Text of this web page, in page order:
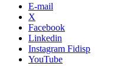
E-mail
X
Facebook
Linkedin
Instagram Fidisp
YouTube